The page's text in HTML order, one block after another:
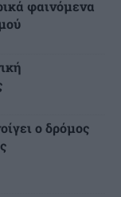
φαινόμενα
ο δρόμος